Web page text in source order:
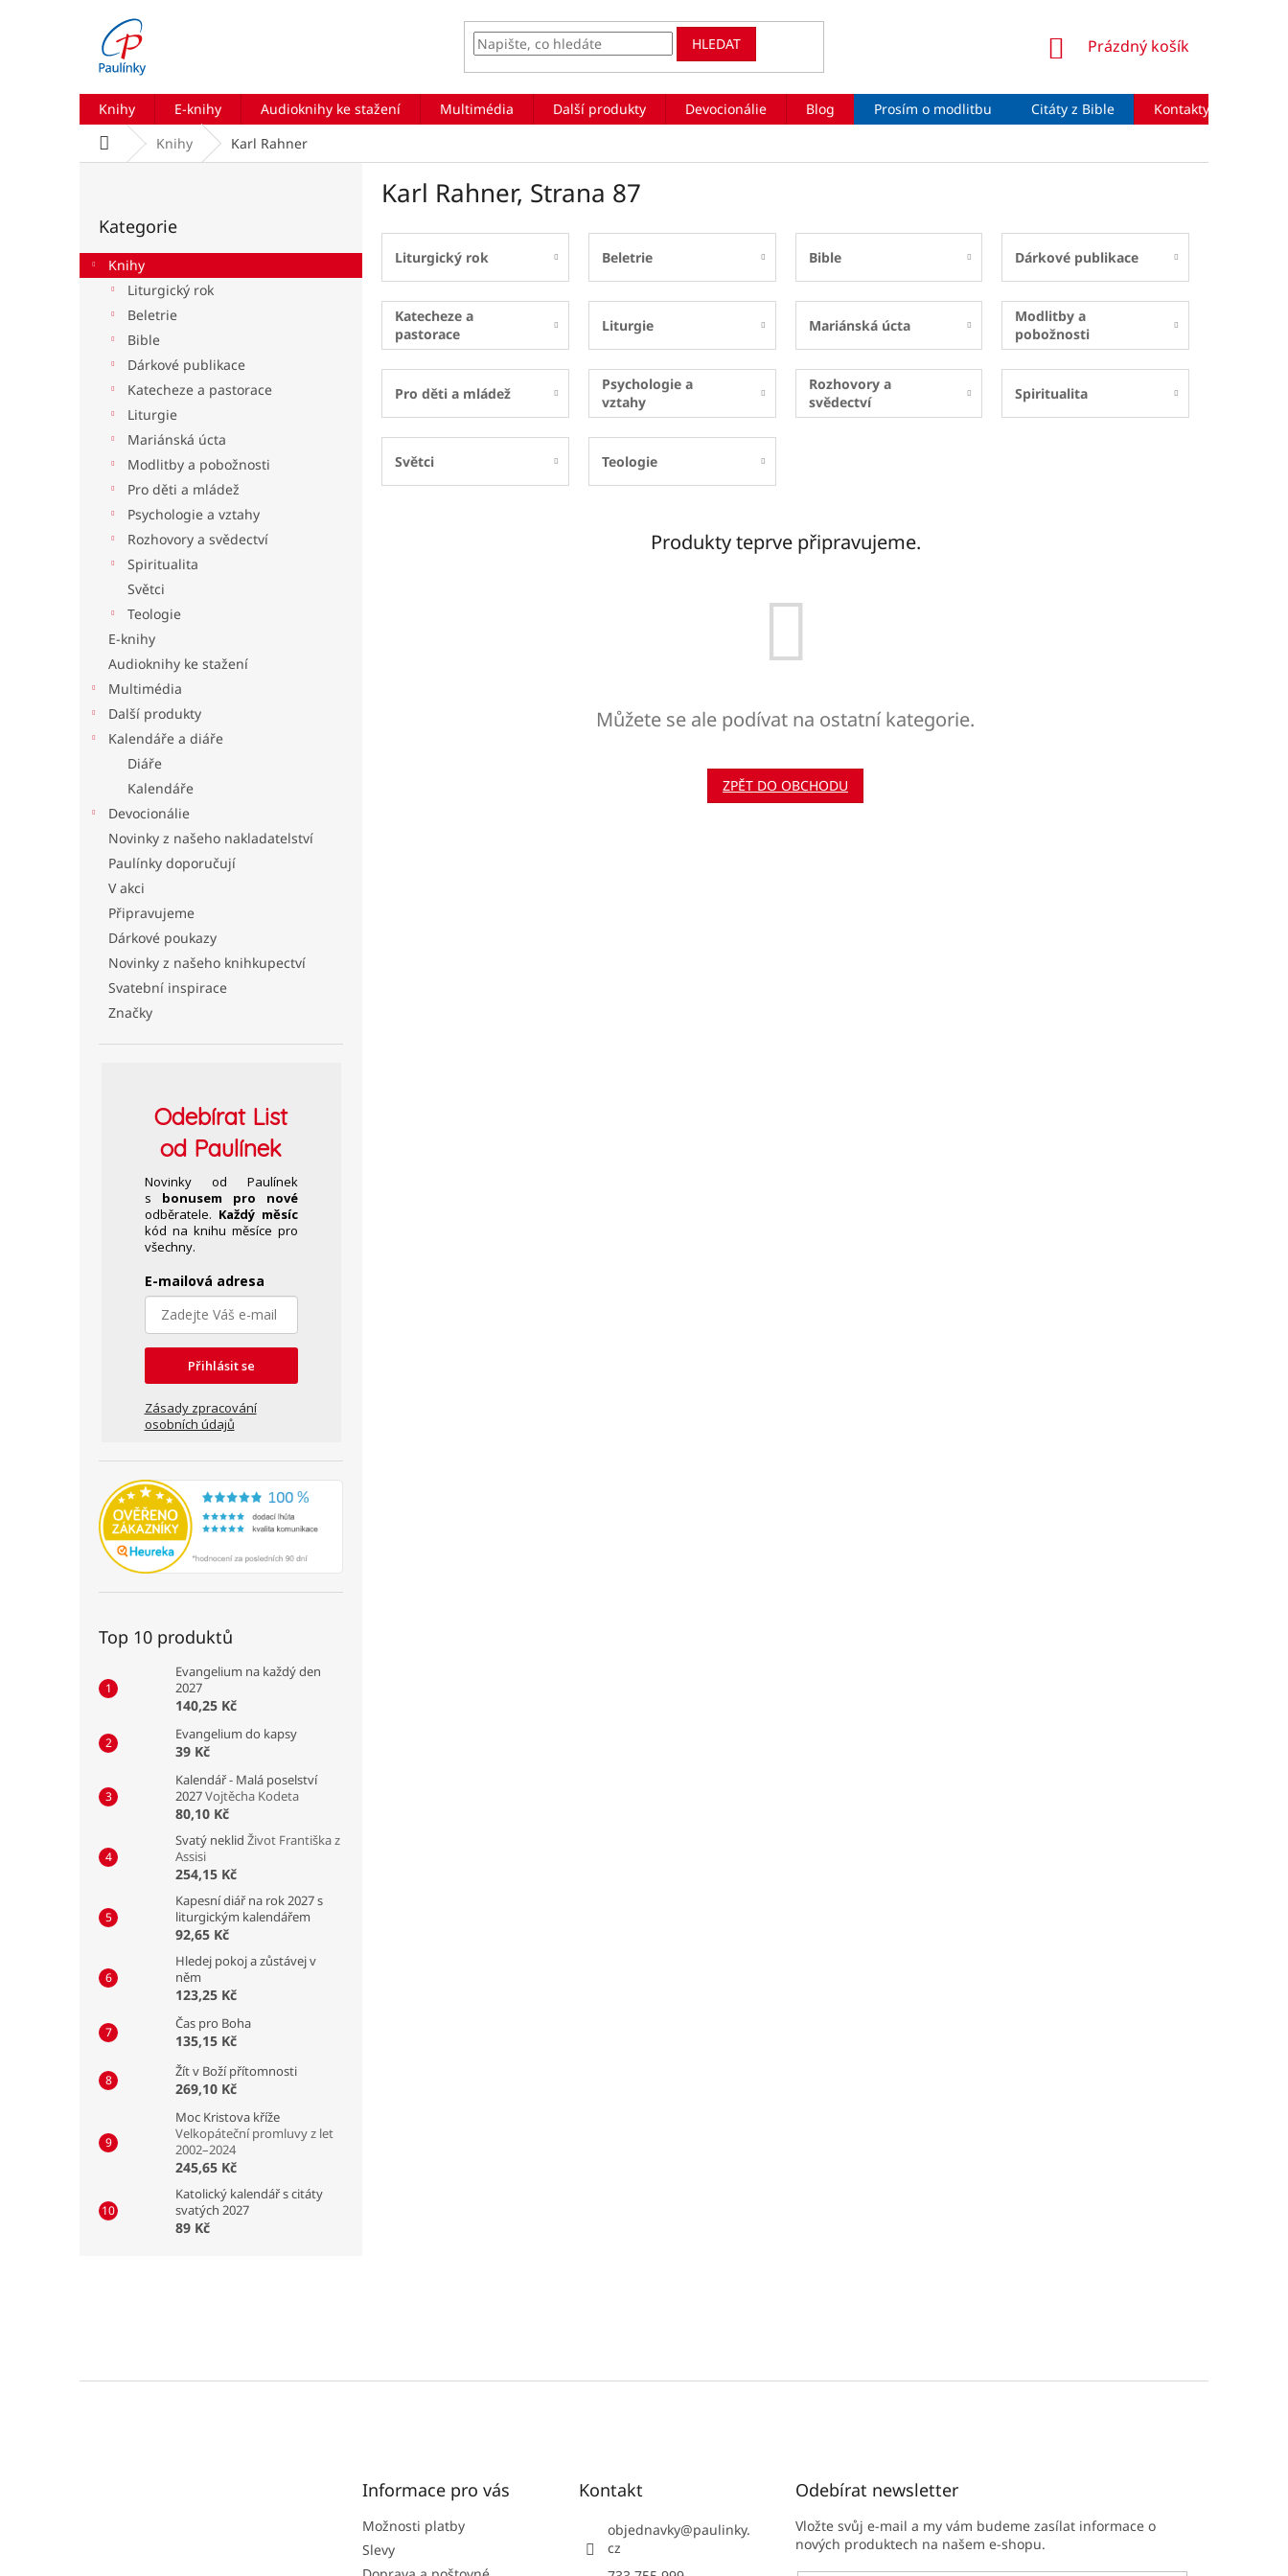
HLEDAT
NÁKUPNÍ
Prázdný košík
Knihy E-knihy Audioknihy ke stažení Multimédia Další produkty Devocionálie Blog Prosím o modlitbu Citáty z Bible Kontakty
Domů Knihy Karl Rahner
r
a
kategorie
Kategorie
Knihy
Liturgický rok
Beletrie
Bible
Dárkové publikace
Katecheze a pastorace
Liturgie
Mariánská úcta
Modlitby a pobožnosti
Pro děti a mládež
Psychologie a vztahy
Rozhovory a svědectví
Spiritualita
Světci
Teologie
E-knihy
Audioknihy ke stažení
Multimédia
Další produkty
Kalendáře a diáře
Diáře
Kalendáře
Devocionálie
Novinky z našeho nakladatelství
Paulínky doporučují
V akci
Připravujeme
Dárkové poukazy
Novinky z našeho knihkupectví
Svatební inspirace
Značky
OdebíratList
od Paulínek
Novinky od Paulínek
s bonusem pro nové
odběratele. Každý měsíc
kód na knihu měsíce pro
všechny.
E-mailová adresa
Přihlásit se
Zásady zpracování
osobních údajů
Top 10 produktů
Evangelium na každý den
2027
140,25 Kč
Evangelium do kapsy
39 Kč
Kalendář - Malá poselství
2027Vojtěcha Kodeta
80,10 Kč
Svatý neklid Život Františka z
Assisi
254,15 Kč
Kapesní diář na rok 2027 s
liturgickým kalendářem
92,65 Kč
Hledej pokoj a zůstávej v
něm
123,25 Kč
Čas pro Boha
135,15 Kč
Žít v Boží přítomnosti
269,10 Kč
Moc Kristova kříže
Velkopáteční promluvy z let
2002–2024
245,65 Kč
Katolický kalendář s citáty
svatých 2027
89 Kč
Karl Rahner, Strana 87
Liturgický rok Beletrie Bible Dárkové publikace
Katecheze a
pastorace
Liturgie Mariánská úcta
Modlitby a
pobožnosti
Pro děti a mládež
Psychologie a
vztahy
Rozhovory a
svědectví
Spiritualita
Světci Teologie
Produkty teprve připravujeme.
Můžete se ale podívat na ostatní kategorie.
ZPĚT DO OBCHODU
Informace pro vás
Možnosti platby
Slevy
Kontakt
objednavky@paulinky.
cz
Odebírat newsletter
Vložte svůj e-mail a my vám budeme zasílat informace o
nových produktech na našem e-shopu.